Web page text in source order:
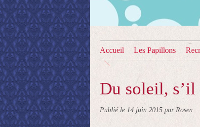
Accueil Les Papillons
Du soleil,
Publié le 14 juin 2015 par Rosen